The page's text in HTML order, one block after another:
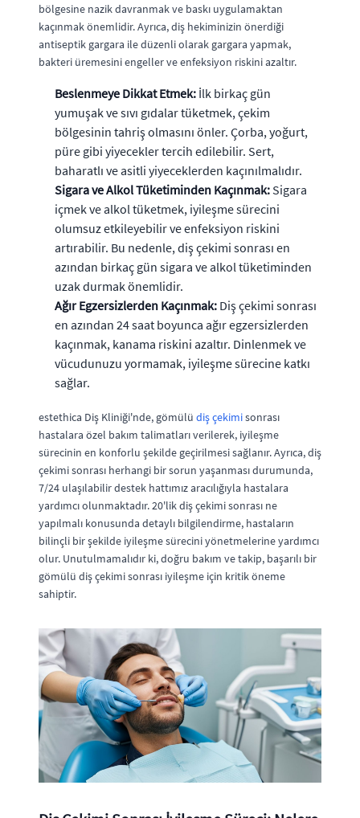
bölgesine nazik davranmak ve baskı uygulamaktan
kaçınmak önemlidir. Ayrıca, diş hekiminizin önerdiği
antiseptik gargara ile düzenli olarak gargara yapmak,
bakteri üremesini engeller ve enfeksiyon riskini azaltır.
Beslenmeye Dikkat Etmek: İlk birkaç gün
yumuşak ve sıvı gıdalar tüketmek, çekim
bölgesinin tahriş olmasını önler. Çorba, yoğurt,
püre gibi yiyecekler tercih edilebilir. Sert,
baharatlı ve asitli yiyeceklerden kaçınılmalıdır.
Sigara ve Alkol Tüketiminden Kaçınmak: Sigara
içmek ve alkol tüketmek, iyileşme sürecini
olumsuz etkileyebilir ve enfeksiyon riskini
artırabilir. Bu nedenle, diş çekimi sonrası en
azından birkaç gün sigara ve alkol tüketiminden
uzak durmak önemlidir.
Ağır Egzersizlerden Kaçınmak: Diş çekimi sonrası
en azından 24 saat boyunca ağır egzersizlerden
kaçınmak, kanama riskini azaltır. Dinlenmek ve
vücudunuzu yormamak, iyileşme sürecine katkı
sağlar.
estethica Diş Kliniği'nde, gömülü diş çekimisonrası
hastalara özel bakım talimatları verilerek, iyileşme
sürecinin en konforlu şekilde geçirilmesi sağlanır. Ayrıca, diş
çekimi sonrası herhangi bir sorun yaşanması durumunda,
7/24 ulaşılabilir destek hattımız aracılığıyla hastalara
yardımcı olunmaktadır. 20'lik diş çekimi sonrası ne
yapılmalı konusunda detaylı bilgilendirme, hastaların
bilinçli bir şekilde iyileşme sürecini yönetmelerine yardımcı
olur. Unutulmamalıdır ki, doğru bakım ve takip, başarılı bir
gömülü diş çekimi sonrası iyileşme için kritik öneme
sahiptir.